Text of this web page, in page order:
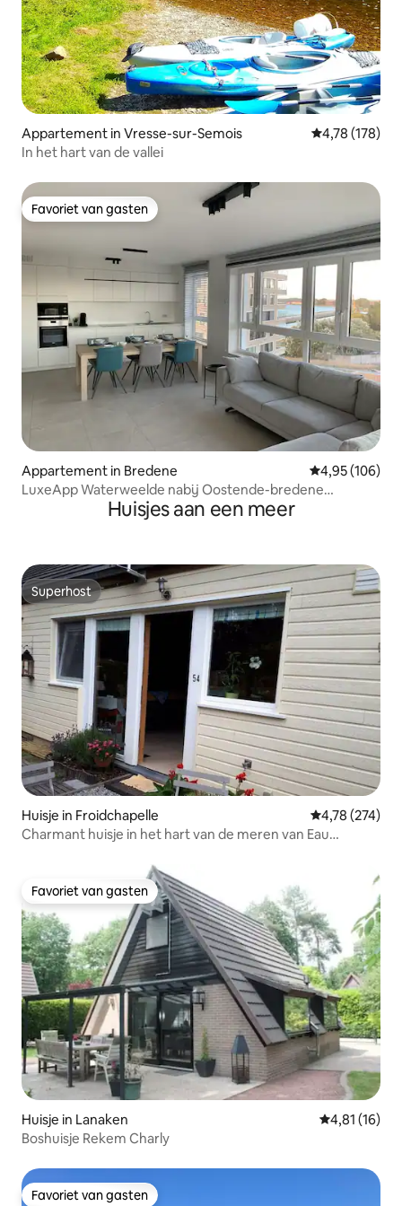
Appartement in Vresse-sur-Semois Gemiddelde
4,78 (178)
In het hart van de vallei
Favoriet van gasten
Favoriet van gasten
Appartement in Bredene Gemiddelde
4,95 (106)
LuxeApp Waterweelde nabij Oostende-bredene
Huisjes aan een meer
Superhost
Superhost
Huisje in Froidchapelle Gemiddelde
4,78 (274)
Charmant huisje in het hart van de meren van Eau
Favoriet van gasten
Favoriet van gasten
Huisje in Lanaken Gemiddelde
4,81 (16)
Boshuisje Rekem Charly
Favoriet van gasten